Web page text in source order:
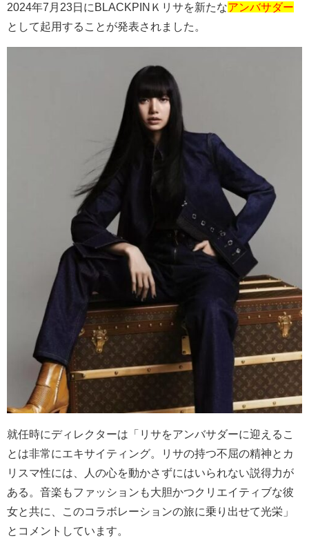
2024年7 月 23日に BLACKPIN Ｋリサを新たなアンバサダー
として起用することが発表されました。
就任時にディレクターは「リサをアンバサダーに迎えるこ
とは非常にエキサイティング。リサの持つ不屈の精神とカ
リスマ性には、人の心を動かさずにはいられない説得力が
ある。音楽もファッションも大胆かつクリエイティブな彼
女と共に、このコラボレーションの旅に乗り出せて光栄」
とコメントしています。